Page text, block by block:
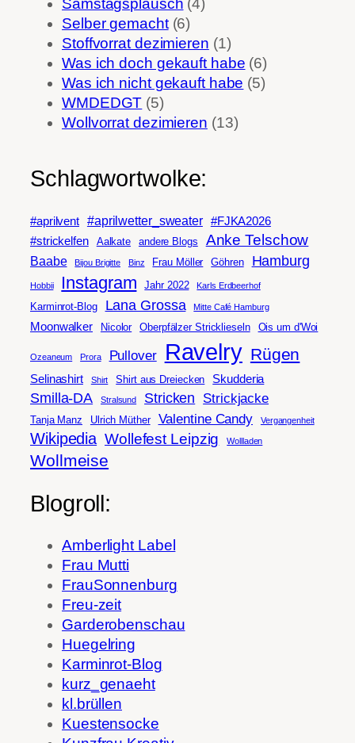
Samstagsplausch (4)
Selber gemacht(6)
Stoffvorrat dezimieren (1)
Was ich doch gekauft habe (6)
Was ich nicht gekauft habe (5)
WMDEDGT (5)
Wollvorrat dezimieren (13)
Schlagwortwolke:
#aprilvent #aprilwetter_sweater
#FJKA2026
#strickelfen
Aalkate andere Blogs Anke Telschow
Baabe Bijou Brigitte Binz Frau Möller Göhren Hamburg
Hobbii Instagram Jahr 2022 Karls Erdbeerhof
Karminrot-Blog Lana Grossa Mitte Café Hamburg
Moonwalker Nicolor Oberpfälzer Stricklieseln Ois um d'Woi
Ozeaneum Prora Pullover Ravelry Rügen
Selinashirt Shirt Shirt aus Dreiecken Skudderia
Smilla-DA Stralsund Stricken Strickjacke
Tanja Manz Ulrich Müther Valentine Candy Vergangenheit
Wikipedia Wollefest Leipzig Wollladen
Wollmeise
Blogroll:
Amberlight Label
Frau Mutti
FrauSonnenburg
Freu-zeit
Garderobenschau
Huegelring
Karminrot-Blog
kurz_genaeht
kl.brüllen
Kuestensocke